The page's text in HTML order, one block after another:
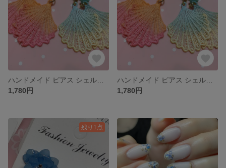
1,780円
1,780円
残り1点